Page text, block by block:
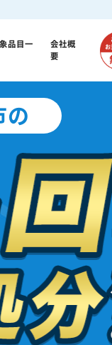
品目一
会社概
要
の